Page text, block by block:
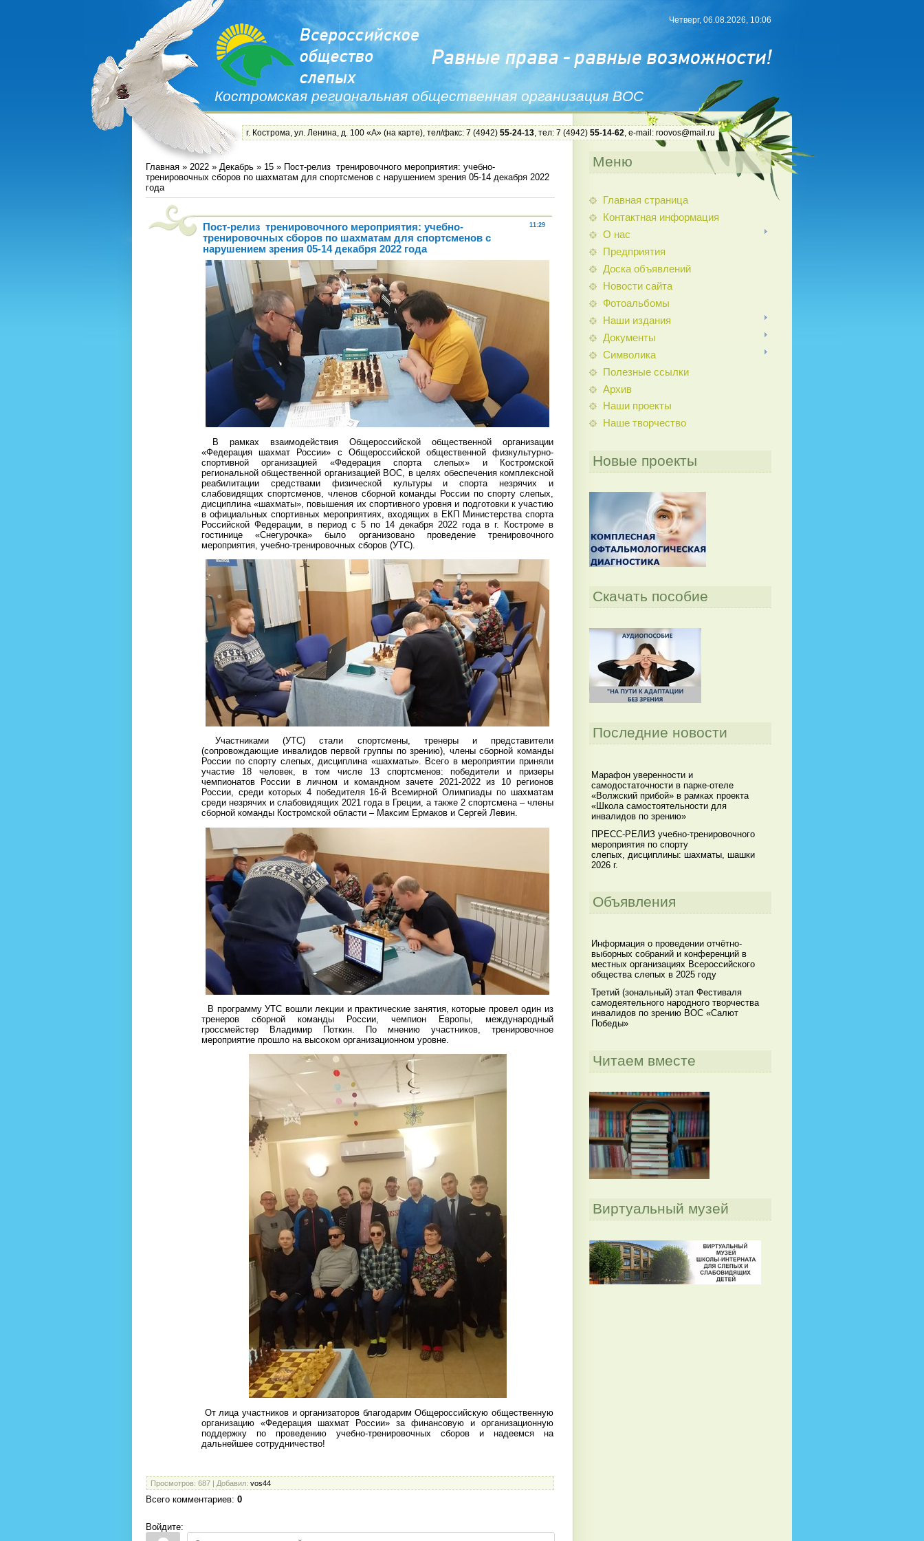
Костромская региональная общественная организация ВОС
Четверг, 06.08.2026, 10:06
г. Кострома, ул. Ленина, д. 100 «А» (на карте), тел/факс: 7 (4942) 55-24-13, тел: 7 (4942) 55-14-62, e-mail: roovos@mail.ru
Главная » 2022 » Декабрь » 15 » Пост-релиз тренировочного мероприятия: учебно-
тренировочных сборов по шахматам для спортсменов с нарушением зрения 05-14 декабря 2022
года
11:29
Пост-релиз тренировочного мероприятия: учебно-
тренировочных сборов по шахматам для спортсменов с
нарушением зрения 05-14 декабря 2022 года
В рамках взаимодействия Общероссийской общественной организации
«Федерация шахмат России» с Общероссийской общественной физкультурно-
спортивной организацией «Федерация спорта слепых» и Костромской
региональной общественной организацией ВОС, в целях обеспечения комплексной
реабилитации средствами физической культуры и спорта незрячих и
слабовидящих спортсменов, членов сборной команды России по спорту слепых,
дисциплина «шахматы», повышения их спортивного уровня и подготовки к участию
в официальных спортивных мероприятиях, входящих в ЕКП Министерства спорта
Российской Федерации, в период с 5 по 14 декабря 2022 года в г. Костроме в
гостинице «Снегурочка» было организовано проведение тренировочного
мероприятия, учебно-тренировочных сборов (УТС).
Участниками (УТС) стали спортсмены, тренеры и представители
(сопровождающие инвалидов первой группы по зрению), члены сборной команды
России по спорту слепых, дисциплина «шахматы». Всего в мероприятии приняли
участие 18 человек, в том числе 13 спортсменов: победители и призеры
чемпионатов России в личном и командном зачете 2021-2022 из 10 регионов
России, среди которых 4 победителя 16-й Всемирной Олимпиады по шахматам
среди незрячих и слабовидящих 2021 года в Греции, а также 2 спортсмена – члены
сборной команды Костромской области – Максим Ермаков и Сергей Левин.
В программу УТС вошли лекции и практические занятия, которые провел один из
тренеров сборной команды России, чемпион Европы, международный
гроссмейстер Владимир Поткин. По мнению участников, тренировочное
мероприятие прошло на высоком организационном уровне.
От лица участников и организаторов благодарим Общероссийскую общественную
организацию «Федерация шахмат России» за финансовую и организационную
поддержку по проведению учебно-тренировочных сборов и надеемся на
дальнейшее сотрудничество!
Просмотров: 687 | Добавил: vos44
Всего комментариев: 0
Войдите:
Меню
Главная страница
Контактная информация
О нас
Предприятия
Доска объявлений
Новости сайта
Фотоальбомы
Наши издания
Документы
Символика
Полезные ссылки
Архив
Наши проекты
Наше творчество
Новые проекты
Скачать пособие
Последние новости
Марафон уверенности и
самодостаточности в парке-отеле
«Волжский прибой» в рамках проекта
«Школа самостоятельности для
инвалидов по зрению»
ПРЕСС-РЕЛИЗ учебно-тренировочного
мероприятия по спорту
слепых, дисциплины: шахматы, шашки
2026 г.
Объявления
Информация о проведении отчётно-
выборных собраний и конференций в
местных организациях Всероссийского
общества слепых в 2025 году
Третий (зональный) этап Фестиваля
самодеятельного народного творчества
инвалидов по зрению ВОС «Салют
Победы»
Читаем вместе
Виртуальный музей